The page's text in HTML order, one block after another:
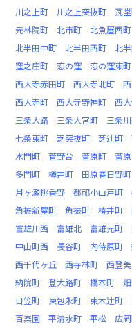
川之上町
川之上突抜町 瓦
元林院町
北市町 北魚屋西町
北半田中町
北半田西町 北
窪之庄町
恋の窪 恋の窪東町
西大寺赤田町
西大寺北町
西大寺町
西大寺野神町 西
三条大路
三条大宮町 三条
七条東町
芝突抜町 芝辻町
水門町
菅野台 菅原町 菅
多門町
樽井町 田原春日野町
月ヶ瀬桃香野
都祁小山戸町
角振新屋町
角振町 椿井町
富雄川西
富雄北 富雄元町
中山町西
長谷町 内侍原町
西千代ヶ丘
西寺林町 西登
納院町
登大路町 橋本町
日笠町
東包永町 東木辻町
百楽園
平清水町 平松 広